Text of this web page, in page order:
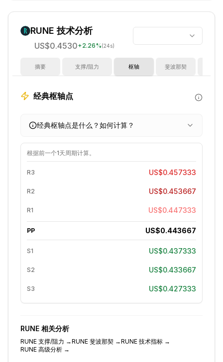
RUNE 技术分析
US$0.4530+2.26%(24s)
摘要 支撑/阻力 枢轴 斐波那契
经典枢轴点
经典枢轴点是什么？如何计算？
根据前一个1天周期计算。
R3 US$0.457333
R2 US$0.453667
R1 US$0.447333
PP US$0.443667
S1 US$0.437333
S2 US$0.433667
S3 US$0.427333
RUNE 相关分析
RUNE 支撑/阻力 →RUNE 斐波那契 →RUNE 技术指标 →
RUNE 高级分析 →